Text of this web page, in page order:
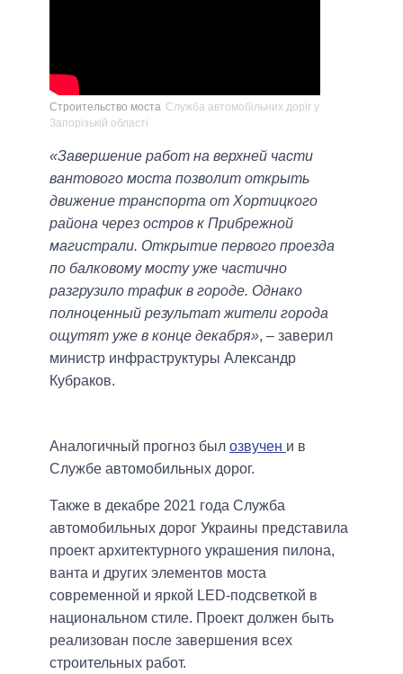
Строительство моста Служба автомобільних доріг у
Запорізькій області
«Завершение работ на верхней части
вантового моста позволит открыть
движение транспорта от Хортицкого
района через остров к Прибрежной
магистрали. Открытие первого проезда
по балковому мосту уже частично
разгрузило трафик в городе. Однако
полноценный результат жители города
ощутят уже в конце декабря», – заверил
министр инфраструктуры Александр
Кубраков.
Аналогичный прогноз был озвучен и в
Службе автомобильных дорог.
Также в декабре 2021 года Служба
автомобильных дорог Украины представила
проект архитектурного украшения пилона,
ванта и других элементов моста
современной и яркой LED-подсветкой в ​​
национальном стиле. Проект должен быть
реализован после завершения всех
строительных работ.